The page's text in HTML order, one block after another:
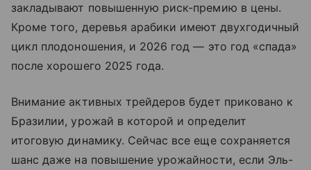
закладывают повышенную риск-премию в цены.
Кроме того, деревья арабики имеют двухгодичный
цикл плодоношения, и 2026 год — это год «спада»
после хорошего 2025 года.
Внимание активных трейдеров будет приковано к
Бразилии, урожай в которой и определит
итоговую динамику. Сейчас все еще сохраняется
шанс даже на повышение урожайности, если Эль-